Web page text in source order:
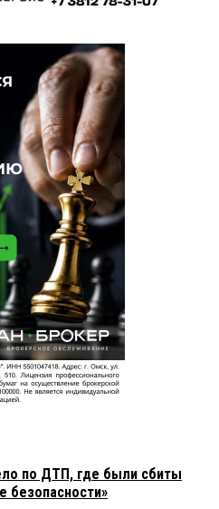
по ДТП, где были сбиты
безопасности»